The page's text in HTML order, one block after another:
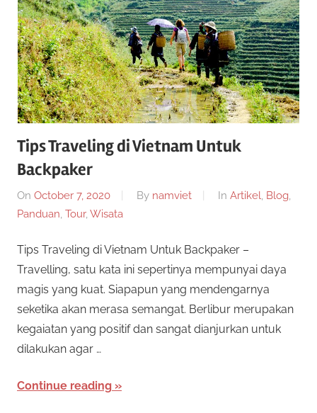
Tips Traveling di Vietnam Untuk
Backpaker
On October 7, 2020 By namviet In Artikel, Blog,
Panduan, Tour, Wisata
Tips Traveling di Vietnam Untuk Backpaker –
Travelling, satu kata ini sepertinya mempunyai daya
magis yang kuat. Siapapun yang mendengarnya
seketika akan merasa semangat. Berlibur merupakan
kegaiatan yang positif dan sangat dianjurkan untuk
dilakukan agar …
Continue reading